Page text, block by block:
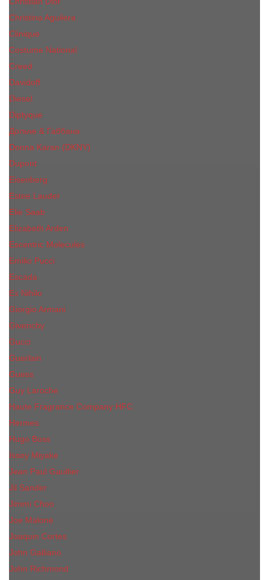
Christina Aguilera
Сliniquе
Costume National
Creed
Davidoff
Diesel
Diptyque
Дольче & Габбана
Donna Karan (DKNY)
Dupont
Eisenberg
Еsteе Lаudеr
Elie Saab
Elizabeth Arden
Escentric Molecules
Emilio Pucci
Escada
Ex Nihilo
Giorgio Armani
Givenchy
Gucci
Guerlain
Guess
Guy Laroche
Haute Fragrance Company HFC
Hermes
Hugo Boss
Issey Miyake
Jean Paul Gaultier
Jil Sander
Jimmi Choo
Jое Malоnе
Joaquin Cortes
John Galliano
John Richmond